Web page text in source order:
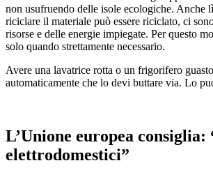
non usufruendo delle isole ecologiche. Anche
riciclare il materiale può essere riciclato, ci
risorse e delle energie impiegate. Per questo
solo quando strettamente necessario.
Avere una lavatrice rotta o un frigorifero
automaticamente che lo devi buttare via. Lo
L’Unione europea
elettrodomestici”